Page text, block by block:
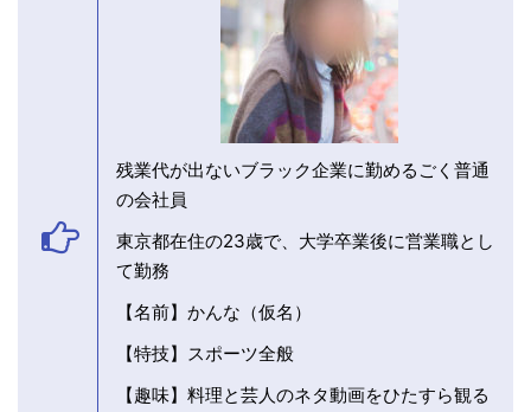
残業代が出ないブラック企業に勤めるごく普通
の会社員
東京都在住の23歳で、大学卒業後に営業職とし
て勤務
【名前】かんな（仮名）
【特技】スポーツ全般
【趣味】料理と芸人のネタ動画をひたすら観る